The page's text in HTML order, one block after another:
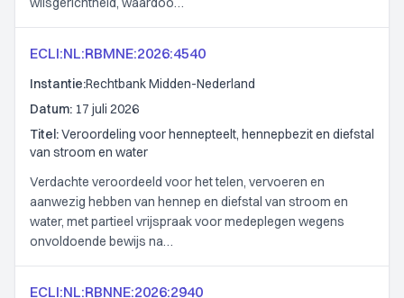
ECLI:NL:RBMNE:2026:4540
Instantie:Rechtbank Midden-Nederland
Datum: 17 juli 2026
Titel:Veroordeling voor hennepteelt, hennepbezit en diefstal
van stroom en water
Verdachte veroordeeld voor het telen, vervoeren en
aanwezig hebben van hennep en diefstal van stroom en
water, met partieel vrijspraak voor medeplegen wegens
onvoldoende bewijs na…
ECLI:NL:RBNNE:2026:2940